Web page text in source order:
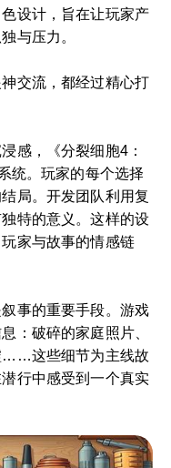
设计，旨在让玩家产
与压力。
交流，都经过精心打
感，《分裂细胞4：
统。玩家的每个选择
局。开发团队利用复
特的意义。这样的设
家与故事的情感链
事的重要手段。游戏
：破碎的家庭照片、
……这些细节为主线故
行中感受到一个真实